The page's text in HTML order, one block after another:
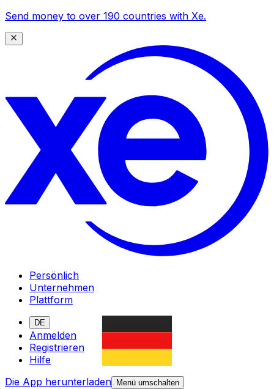
Send money to over 190 countries with Xe.
Persönlich
Unternehmen
Plattform
DE
Anmelden
Registrieren
Hilfe
Die App herunterladen
Menü umschalten